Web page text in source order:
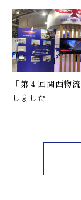
「第４回関西物
しました